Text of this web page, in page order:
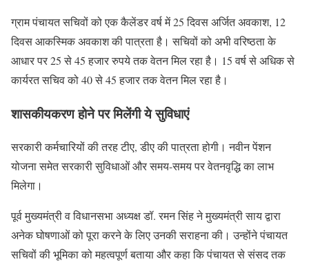
ग्राम पंचायत सचिवों को एक कैलेंडर वर्ष में 25 दिवस अर्जित अवकाश, 12
दिवस आकस्मिक अवकाश की पात्रता है। सचिवों को अभी वरिष्ठता के
आधार पर 25 से 45 हजार रुपये तक वेतन मिल रहा है। 15 वर्ष से अधिक से
कार्यरत सचिव को 40 से 45 हजार तक वेतन मिल रहा है।
शासकीयकरण होने पर मिलेंगी ये सुविधाएं
सरकारी कर्मचारियों की तरह टीए, डीए की पात्रता होगी। नवीन पेंशन
योजना समेत सरकारी सुविधाओं और समय-समय पर वेतनवृद्धि का लाभ
मिलेगा।
पूर्व मुख्यमंत्री व विधानसभा अध्यक्ष डॉ. रमन सिंह ने मुख्यमंत्री साय द्वारा
अनेक घोषणाओं को पूरा करने के लिए उनकी सराहना की। उन्होंने पंचायत
सचिवों की भूमिका को महत्वपूर्ण बताया और कहा कि पंचायत से संसद तक